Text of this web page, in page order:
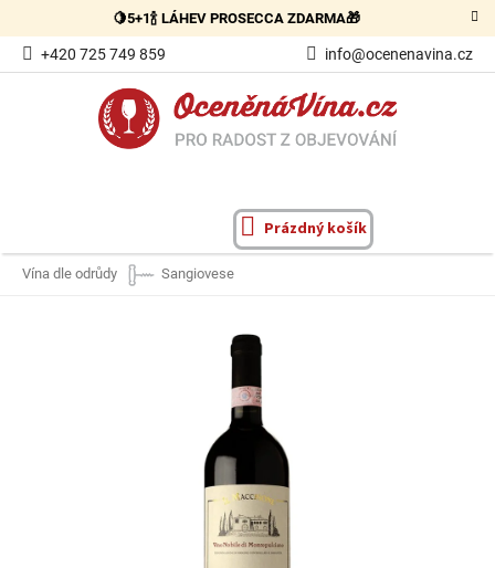
obsah
🍋5+1🍾 LÁHEV PROSECCA ZDARMA🎁
+420 725 749 859 info@ocenenavina.cz
NÁKUPNÍ
Prázdný košík
Vína dle odrůdy Sangiovese